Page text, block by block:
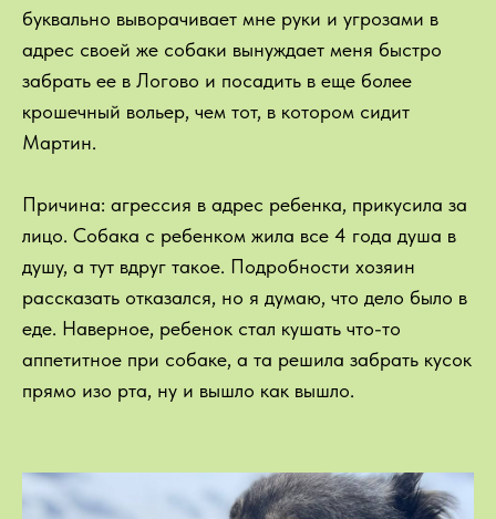
буквально выворачивает мне руки и угрозами в
адрес своей же собаки вынуждает меня быстро
забрать ее в Логово и посадить в еще более
крошечный вольер, чем тот, в котором сидит
Мартин.
Причина: агрессия в адрес ребенка, прикусила за
лицо. Собака с ребенком жила все 4 года душа в
душу, а тут вдруг такое. Подробности хозяин
рассказать отказался, но я думаю, что дело было в
еде. Наверное, ребенок стал кушать что-то
аппетитное при собаке, а та решила забрать кусок
прямо изо рта, ну и вышло как вышло.